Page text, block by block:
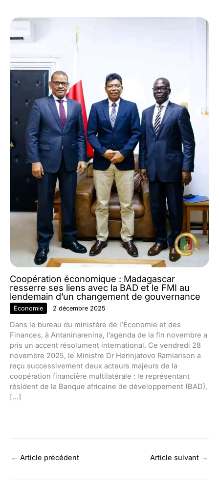
Coopération économique : Madagascar
resserre ses liens avec la BAD et le FMI au
lendemain d’un changement de gouvernance
Économie 2 décembre 2025
Dans le bureau du ministère de l’Économie et des
Finances, à Antaninarenina, l’agenda de la fin novembre a
pris un accent résolument international. Ce vendredi 28
novembre 2025, le Ministre Dr Herinjatovo Ramiarison a
reçu successivement deux acteurs majeurs de la
coopération financière multilatérale : le représentant
résident de la Banque africaine de développement (BAD),
[…]
← Article précédent Article suivant →